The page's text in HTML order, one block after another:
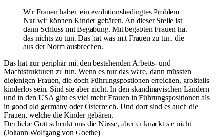
Wir Frauen haben ein evolutionsbedingtes Problem.
Nur wir können Kinder gebären. An dieser Stelle ist
dann Schluss mit Begabung. Mit begabten Frauen hat
das nichts zu tun. Das hat was mit Frauen zu tun, die
aus der Norm ausbrechen.
Das hat nur periphär mit den bestehenden Arbeits- und
Machtstrukturen zu tun. Wenn es nur das wäre, dann müssten
diejenigen Frauen, die doch Führungspostionen erreichen, großteils
kinderlos sein. Sind sie aber nicht. In den skandinavischen Ländern
und in den USA gibt es viel mehr Frauen in Führungspositionen als
in good old germany oder Österreich. Und dort sind es auch die
Frauen, welche die Kinder gebären.
Der liebe Gott schenkt uns die Nüsse, aber er knackt sie nicht
(Johann Wolfgang von Goethe)